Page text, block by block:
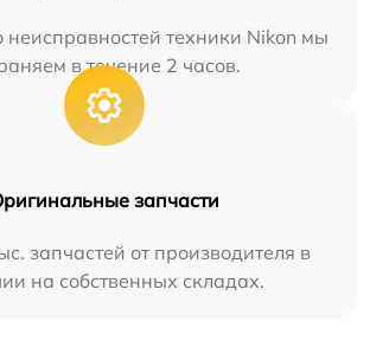
неисправностей техники Nikon мы
в течение 2 часов.
запчасти
запчастей от производителя в
на собственных складах.